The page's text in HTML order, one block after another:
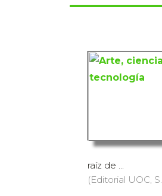
raíz de ...
(Editorial UOC,